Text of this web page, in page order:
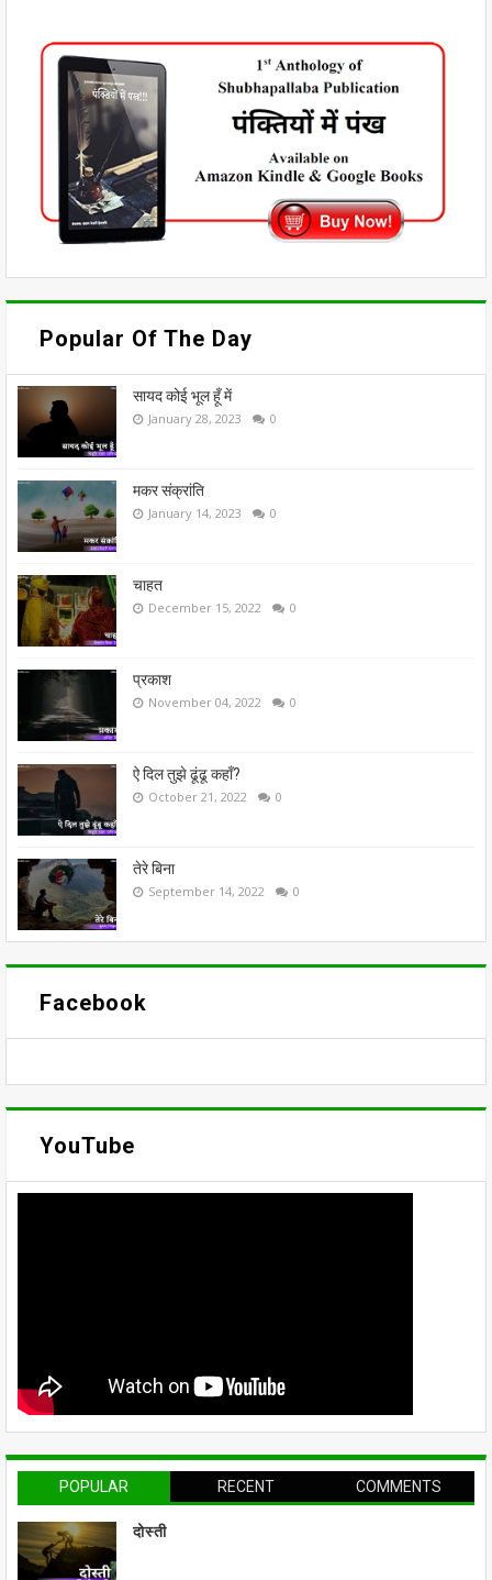
Popular Of The Day
सायद कोई भूल हूँ में
January 28, 2023 0
मकर संक्रांति
January 14, 2023 0
चाहत
December 15, 2022 0
प्रकाश
November 04, 2022 0
ऐ दिल तुझे ढूंढू कहाँ?
October 21, 2022 0
तेरे बिना
September 14, 2022 0
Facebook
YouTube
POPULAR RECENT COMMENTS
दोस्ती